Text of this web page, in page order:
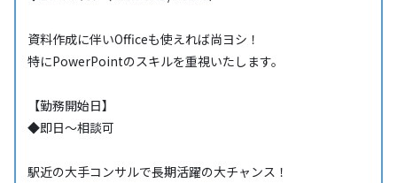
資料作成に伴いOfficeも使えれば尚ヨシ！
特にPowerPointのスキルを重視いたします。
【勤務開始日】
◆即日～相談可
駅近の大手コンサルで長期活躍の大チャンス！